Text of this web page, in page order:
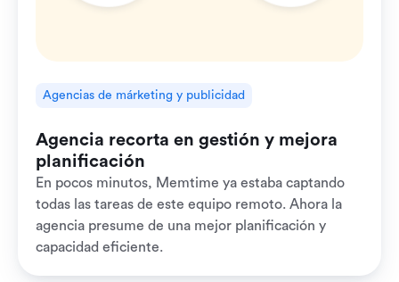
Agencias de márketing y publicidad
Agencia recorta en gestión y mejora
planificación
En pocos minutos, Memtime ya estaba captando
todas las tareas de este equipo remoto. Ahora la
agencia presume de una mejor planificación y
capacidad eficiente.